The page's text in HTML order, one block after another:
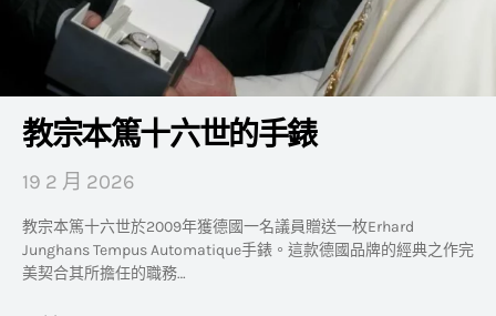
教宗本篤十六世的手錶
19 2 月 2026
教宗本篤十六世於2009年獲德國一名議員贈送一枚Erhard
Junghans Tempus Automatique手錶。這款德國品牌的經典之作完
美契合其所擔任的職務…